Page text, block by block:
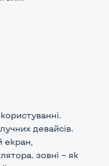
GHz)
девайсів.
екран,
зовні – як